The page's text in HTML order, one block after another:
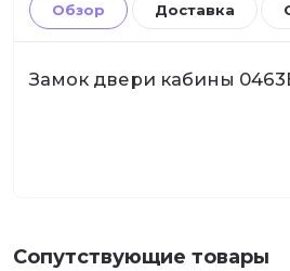
Обзор Доставка
Замок двери кабины
Сопутствующие товары